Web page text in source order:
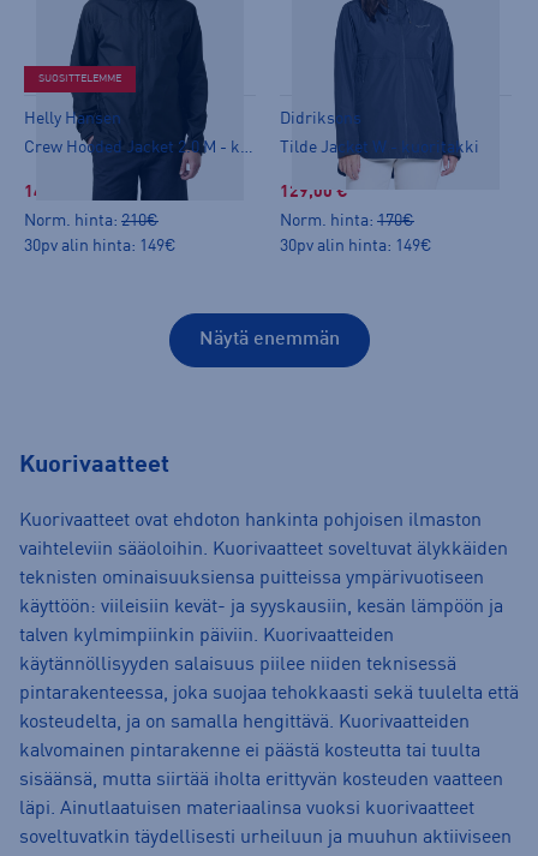
SUOSITTELEMME
Helly Hansen
Crew Hooded Jacket 2.0 M - kuoritakki
149,00 €
Norm. hinta: 210€
30pv alin hinta: 149€
Didriksons
Tilde Jacket W - kuoritakki
129,00 €
Norm. hinta: 170€
30pv alin hinta: 149€
Näytä enemmän
Kuorivaatteet
Kuorivaatteet ovat ehdoton hankinta pohjoisen ilmaston
vaihteleviin sääoloihin. Kuorivaatteet soveltuvat älykkäiden
teknisten ominaisuuksiensa puitteissa ympärivuotiseen
käyttöön: viileisiin kevät- ja syyskausiin, kesän lämpöön ja
talven kylmimpiinkin päiviin. Kuorivaatteiden
käytännöllisyyden salaisuus piilee niiden teknisessä
pintarakenteessa, joka suojaa tehokkaasti sekä tuulelta että
kosteudelta, ja on samalla hengittävä. Kuorivaatteiden
kalvomainen pintarakenne ei päästä kosteutta tai tuulta
sisäänsä, mutta siirtää iholta erittyvän kosteuden vaatteen
läpi. Ainutlaatuisen materiaalinsa vuoksi kuorivaatteet
soveltuvatkin täydellisesti urheiluun ja muuhun aktiiviseen